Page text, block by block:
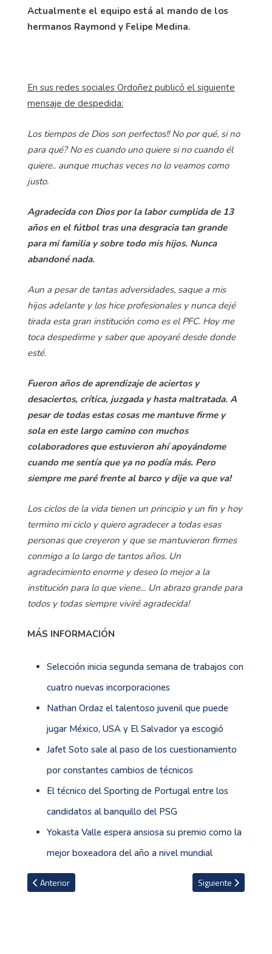
Actualmente el equipo está al mando de los
hermanos Raymond y Felipe Medina.
En sus redes sociales Ordoñez publicó el siguiente
mensaje de despedida:
Los tiempos de Dios son perfectos!! No por qué, si no
para qué? No es cuando uno quiere si no cuando él
quiere.. aunque muchas veces no lo veamos como
justo.
Agradecida con Dios por la labor cumplida de 13
años en el fútbol tras una desgracia tan grande
para mi familia y sobre todo mis hijos. Nunca
abandoné nada.
Aun a pesar de tantas adversidades, saque a mis
hijos adelante y los hice profesionales y nunca dejé
tirada esta gran institución como es el PFC. Hoy me
toca despedirme y saber que apoyaré desde donde
esté.
Fueron años de aprendizaje de aciertos y
desaciertos, crítica, juzgada y hasta maltratada. A
pesar de todas estas cosas me mantuve firme y
sola en este largo camino con muchos
colaboradores que estuvieron ahí apoyándome
cuando me sentía que ya no podía más. Pero
siempre me paré frente al barco y dije va que va!
Los ciclos de la vida tienen un principio y un fin y hoy
termino mi ciclo y quiero agradecer a todas esas
personas que creyeron y que se mantuvieron firmes
conmigo a lo largo de tantos años. Un
agradecimiento enorme y deseo lo mejor a la
institución para lo que viene... Un abrazo grande para
todos y todas siempre viviré agradecida!
MÁS INFORMACIÓN
Selección inicia segunda semana de trabajos con
cuatro nuevas incorporaciones
Nathan Ordaz el talentoso juvenil que puede
jugar México, USA y El Salvador ya escogió
Jafet Soto sale al paso de los cuestionamiento
por constantes cambios de técnicos
El técnico del Sporting de Portugal entre los
candidatos al banquillo del PSG
Yokasta Valle espera ansiosa su premio como la
mejor boxeadora del año a nivel mundial
Artículo anterior: Hernán Medford espera salir bicampeón con
Anterior Artículo siguiente:
Siguiente